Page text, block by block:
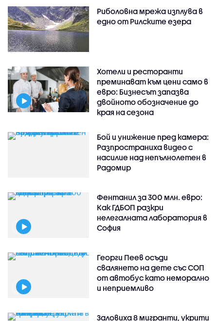
Риболовна мрежа изплува в
едно от Рилските езера
Хотели и ресторанти
преминават към цени само в
евро: Бизнесът запазва
двойното обозначение до
края на сезона
Бой и унижение пред камера:
Разпространиха видео с
насилие над непълнолетен в
Радомир
Фентанил за 300 млн. евро:
Как ГДБОП разкри
нелегалната лаборатория в
София
Георги Пеев осъди
свалянето на дете със СОП
от автобус като неморално
и неприемливо
Заловиха 8 мигранти, укрити